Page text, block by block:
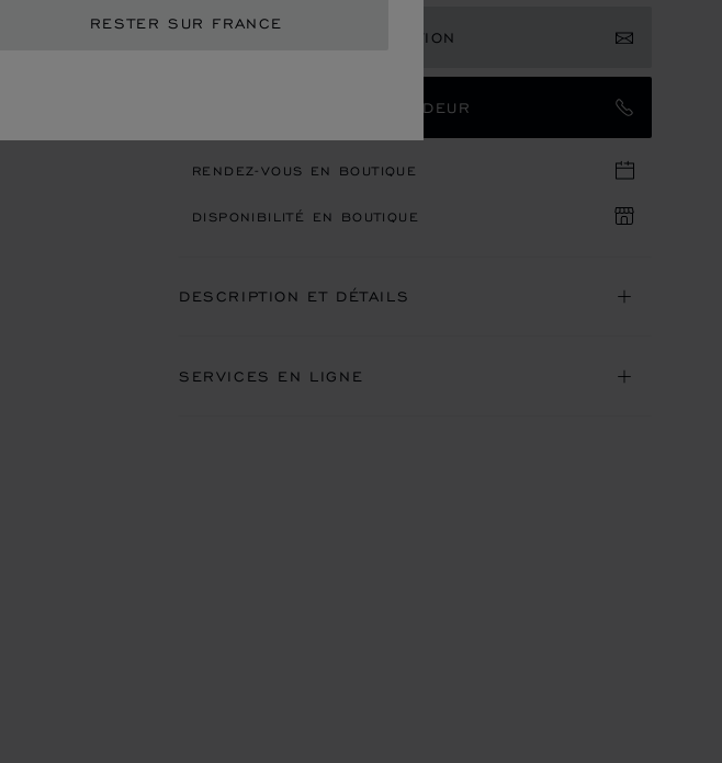
RESTER SUR FRANCE
RECEVOIR UNE NOTIFICATION
CONTACTER UN AMBASSADEUR
RENDEZ-VOUS EN BOUTIQUE
DISPONIBILITÉ EN BOUTIQUE
DESCRIPTION ET DÉTAILS
SERVICES EN LIGNE